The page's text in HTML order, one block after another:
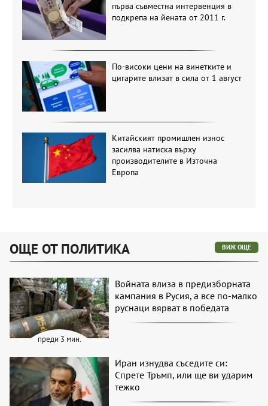
първа съвместна интервенция в
подкрепа на йената от 2011 г.
По-високи цени на винетките и
цигарите влизат в сила от 1 август
Китайският промишлен износ
засилва натиска върху
производителите в Източна
Европа
ОЩЕ ОТ ПОЛИТИКА ВИЖ ОЩЕ
преди 3 мин.
Войната влиза в предизборната
кампания в Русия, а все по-малко
руснаци вярват в победата
Иран изнудва съседите си:
Спрете Тръмп, или ще ви ударим
тежко